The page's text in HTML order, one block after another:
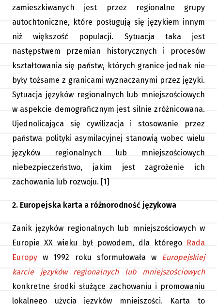
zamieszkiwanych jest przez regionalne grupy
autochtoniczne, które posługują się językiem innym
niż większość populacji. Sytuacja taka jest
następstwem przemian historycznych i procesów
kształtowania się państw, których granice jednak nie
były tożsame z granicami wyznaczanymi przez języki.
Sytuacja języków regionalnych lub mniejszościowych
w aspekcie demograficznym jest silnie zróżnicowana.
Ujednolicająca się cywilizacja i stosowanie przez
państwa polityki asymilacyjnej stanowią wobec wielu
języków regionalnych lub mniejszościowych
niebezpieczeństwo, jakim jest zagrożenie ich
zachowania lub rozwoju. [1]
2. Europejska karta a różnorodność językowa
Zanik języków regionalnych lub mniejszościowych w
Europie XX wieku był powodem, dla którego Rada
Europy w 1992 roku sformułowała w
Europejskiej
karcie języków regionalnych lub mniejszościowych
konkretne środki służące zachowaniu i promowaniu
lokalnego użycia języków mniejszości. Karta to